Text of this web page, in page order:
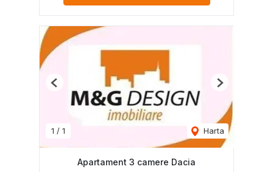
1 / 1 Harta
Previous Next
Apartament 3 camere Dacia